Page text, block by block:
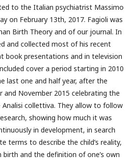
to the Italian psychiatrist Massimo
on February 13th, 2017. Fagioli was
Birth Theory and of our journal. In
and collected most of his recent
book presentations and in television
cover a period starting in 2010
last one and half year, after the
and November 2015 celebrating the
collettiva. They allow to follow
showing how much it was
in development, in search
terms to describe the child’s reality,
and the definition of one’s own